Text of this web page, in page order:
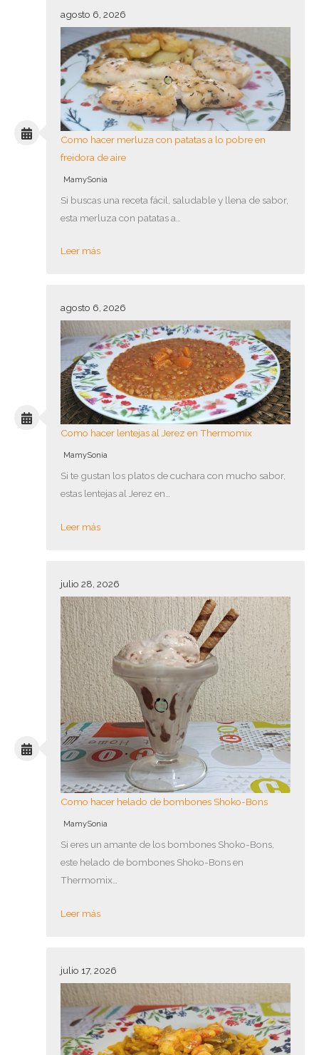
agosto 6, 2026
Como hacer merluza con patatas a lo pobre en
freidora de aire
MamySonia
Si buscas una receta fácil, saludable y llena de sabor,
esta merluza con patatas a…
Leer más
agosto 6, 2026
Como hacer lentejas al Jerez en Thermomix
MamySonia
Si te gustan los platos de cuchara con mucho sabor,
estas lentejas al Jerez en…
Leer más
julio 28, 2026
Como hacer helado de bombones Shoko-Bons
MamySonia
Si eres un amante de los bombones Shoko-Bons,
este helado de bombones Shoko-Bons en
Thermomix…
Leer más
julio 17, 2026